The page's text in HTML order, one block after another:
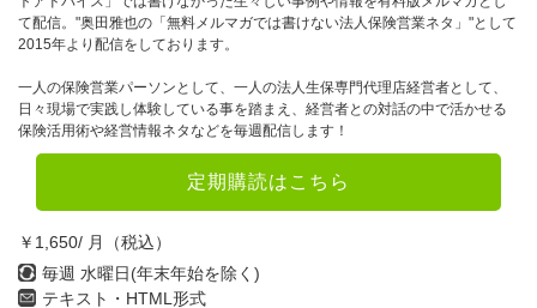
て配信。"奥田雅也の「無料メルマガでは書けない法人保険営業ネタ」"として
2015年より配信をしております。
一人の保険営業パーソンとして、一人の法人生保専門代理店経営者として、
日々現場で実践し体験している事を踏まえ、経営者との対話の中で活かせる
保険活用術や経営情報ネタなどを毎週配信します！
定期購読はこちら
￥1,650/ 月（税込）
毎週 水曜日(年末年始を除く)
テキスト・HTML形式